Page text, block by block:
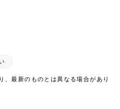
、最新のものとは異なる場合があり